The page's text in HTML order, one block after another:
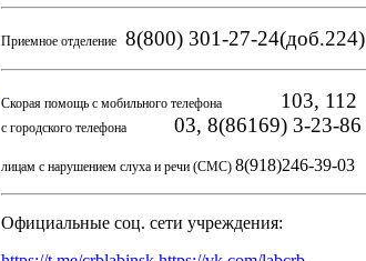
Приемное отделение 8(800) 301-27-24(доб.224)
Скорая помощь с мобильного телефона 103, 112
с городского телефона 03, 8(86169) 3-23-86
лицам с нарушением слуха и речи (СМС) 8(918)246-39-03
Официальные соц. сети учреждения: